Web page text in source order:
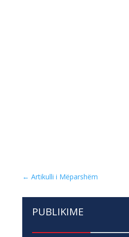
← Artikulli i Mëparshëm
PUBLIKIME